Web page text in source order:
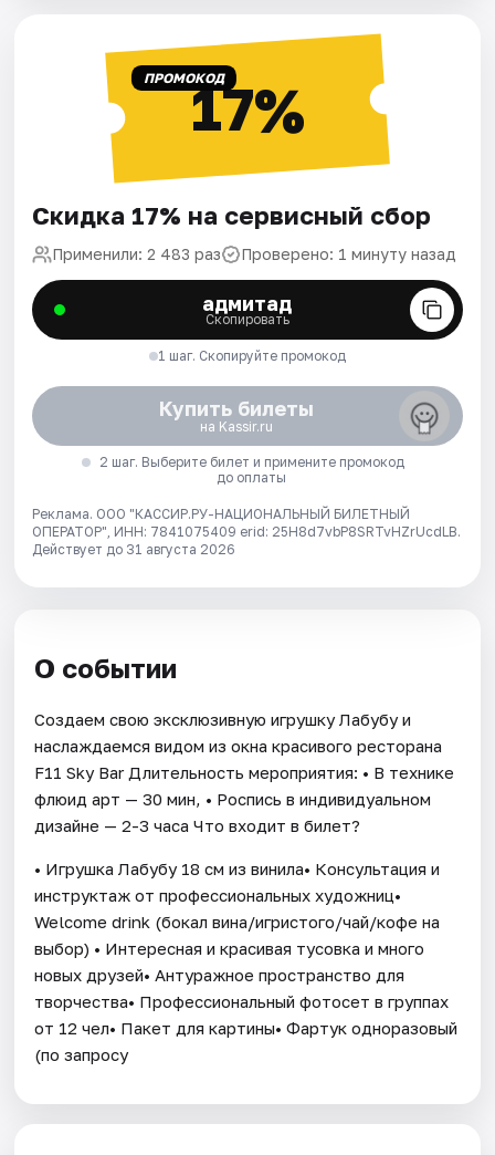
ПРОМОКОД17%
Скидка 17% на сервисный сбор
Применили: 2 483 раз Проверено: 1 минуту назад
адмитад
Скопировать
1 шаг. Скопируйте промокод
Купить билеты
на Kassir.ru
2 шаг. Выберите билет и примените промокод
до оплаты
Реклама. ООО "КАССИР.РУ-НАЦИОНАЛЬНЫЙ БИЛЕТНЫЙ
ОПЕРАТОР", ИНН: 7841075409 erid: 25H8d7vbP8SRTvHZrUcdLB.
Действует до 31 августа 2026
О событии
Создаем свою эксклюзивную игрушку Лабубу и
наслаждаемся видом из окна красивого ресторана
F11 Sky Bar Длительность мероприятия: • В технике
флюид арт — 30 мин, • Роспись в индивидуальном
дизайне — 2-3 часа Что входит в билет?
• Игрушка Лабубу 18 см из винила• Консультация и
инструктаж от профессиональных художниц•
Welcome drink (бокал вина/игристого/чай/кофе на
выбор) • Интересная и красивая тусовка и много
новых друзей• Антуражное пространство для
творчества• Профессиональный фотосет в группах
от 12 чел• Пакет для картины• Фартук одноразовый
(по запросу